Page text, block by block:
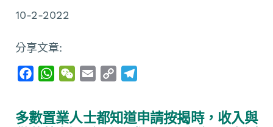
10-2-2022
分享文章:
e
W
t
W
h
i
y
e
多數置業人士都知道申請按揭時，收入與